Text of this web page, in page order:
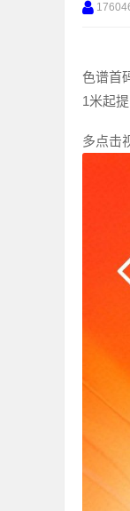
色谱首
1米起提
多点击